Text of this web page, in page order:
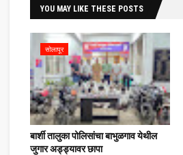
YOU MAY LIKE THESE POSTS
सोलापूर
बार्शी तालुका पोलिसांचा बाभुळगाव येथील
जुगार अड्ड्यावर छापा